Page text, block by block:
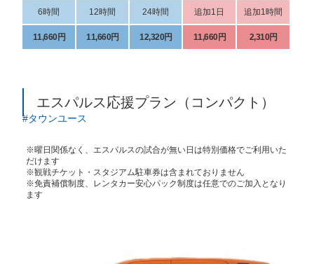
6時間 12時間 24時間 追加1日 追加1時間
11,660円 11,660円 12,320円 11,660円 2,310円
エスパルス応援プラン（コンパクト）
タウンユース
※曜日関係なく、エスパルスの試合が無い日は特別価格でご利用いた
だけます
※観戦チケット・スタジアム駐車券は含まれておりません
※免責補償制度、レンタカー安心パック制度は任意でのご加入となり
ます